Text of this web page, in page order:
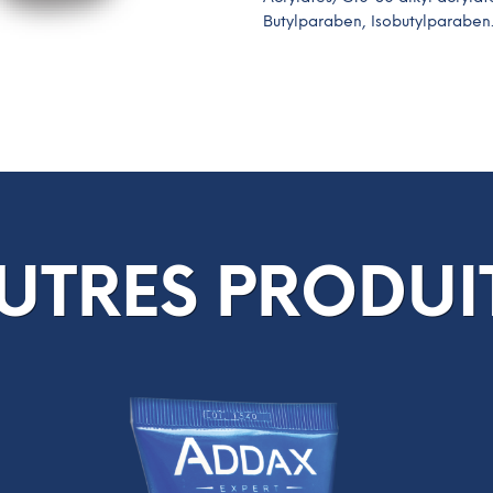
Butylparaben, Isobutylparaben.